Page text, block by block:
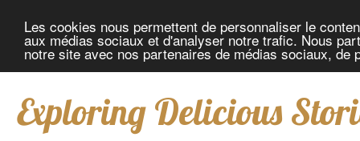
Les cookies nous permettent de personnaliser le
aux médias sociaux et d'analyser notre trafic. Nous
notre site avec nos partenaires de médias sociaux, de
Exploring Delicious